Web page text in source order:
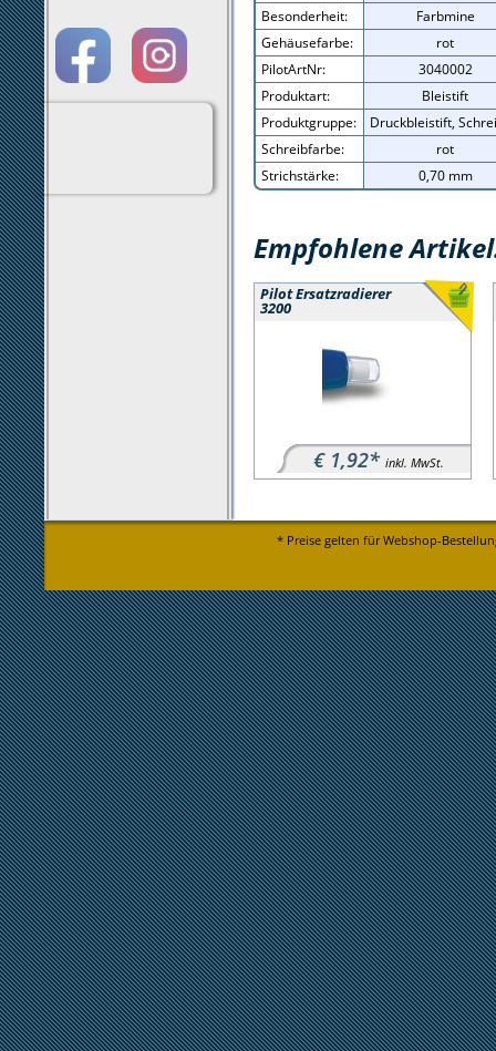
Besonderheit:
Farbmine
Gehäusefarbe:
rot
PilotArtNr:
3040002
Produktart:
Bleistift
Produktgruppe:
Druckbleistift,
Schreibfarbe:
rot
Strichstärke:
0,70 mm
Empfohlene
Pilot Ersatzradierer
3200
€ 1,92* inkl. MwSt.
* Preise gelten für Webshop-